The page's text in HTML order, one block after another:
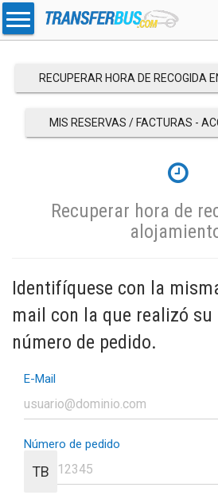
RECUPERAR HORA DE RECOGIDA
MIS RESERVAS / FACTURAS -
Recuperar hora de
Identifíquese con la
mail con la que realizó su
número de pedido.
E-Mail
Número de pedido
TB